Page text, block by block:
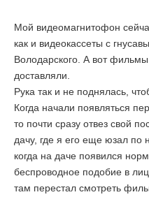
Мой видеомагнитофон
как и видеокассеты с
Володарского. А вот
доставляли.
Рука так и не поднялась,
Когда начали появляться
то почти сразу отвез свой
дачу, где я его еще юзал по
когда на даче появился
беспроводное подобие в
там перестал смотреть